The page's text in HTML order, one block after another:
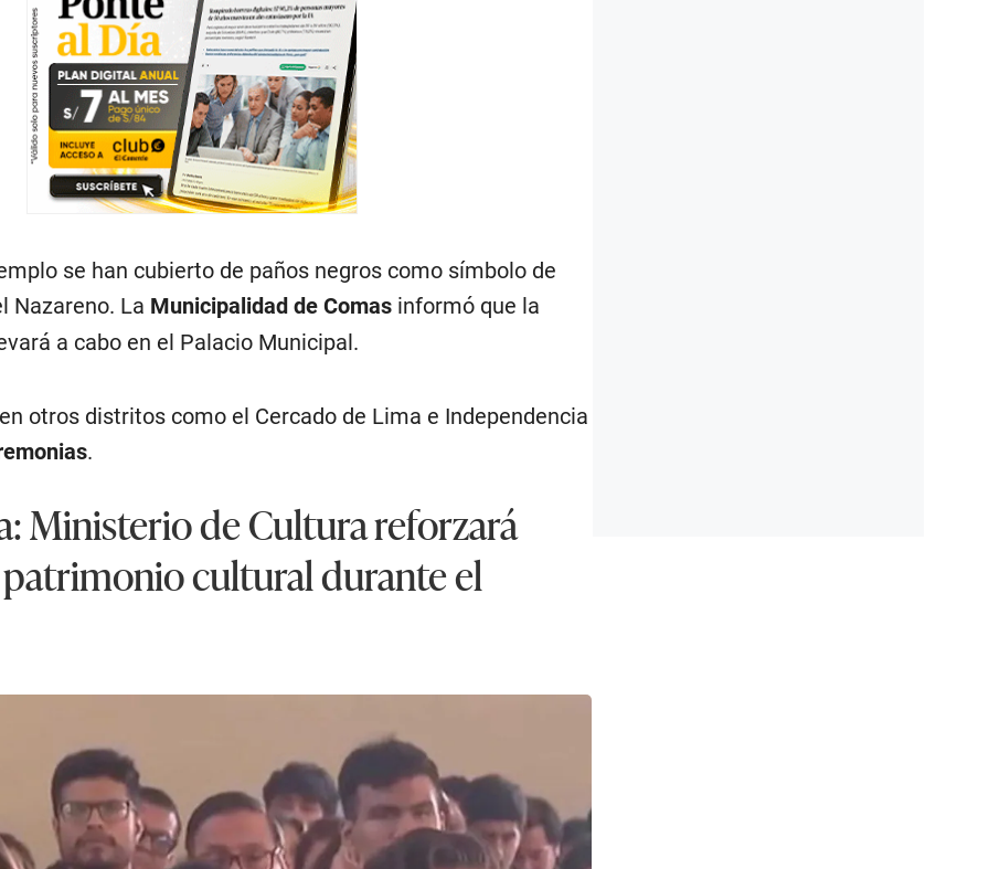
se han cubierto de paños negros como símbolo de
Nazareno. La Municipalidad de Comasinformó que la
a cabo en el Palacio Municipal.
otros distritos como el Cercado de Lima e Independencia
.
Ministerio de Cultura reforzará
cultural durante el